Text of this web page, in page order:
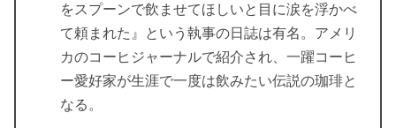
をスプーンで飲ませてほしいと目に涙を浮かべ
て頼まれた』という執事の日誌は有名。アメリ
カのコーヒジャーナルで紹介され、一躍コーヒ
ー愛好家が生涯で一度は飲みたい伝説の珈琲と
なる。